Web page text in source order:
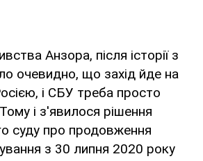
Анзора, після історії з
очевидно, що захід йде на
і СБУ треба просто
і з'явилося рішення
суду про продовження
з 30 липня 2020 року